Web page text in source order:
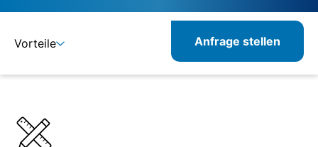
Vorteile
Verwandte Produkte
Anfrage stellen